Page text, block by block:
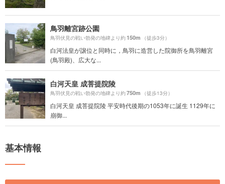
鳥羽離宮跡公園
鳥羽伏見の戦い勃発の地碑より約150m （徒歩3分）
白河法皇が譲位と同時に，鳥羽に造営した院御所を鳥羽離宮
(鳥羽殿)、広大な...
白河天皇 成菩提院陵
鳥羽伏見の戦い勃発の地碑より約750m （徒歩13分）
白河天皇 成菩提院陵 平安時代後期の1053年に誕生 1129年に
崩御...
基本情報